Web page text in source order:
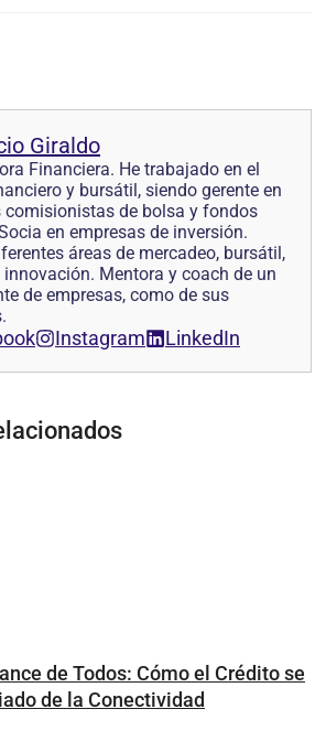
Giraldo
Financiera. He trabajado en el
y bursátil, siendo gerente en
comisionistas de bolsa y fondos
en empresas de inversión.
áreas de mercadeo, bursátil,
Mentora y coach de un
de empresas, como de sus
Instagram LinkedIn
de Todos: Cómo el Crédito se
de la Conectividad